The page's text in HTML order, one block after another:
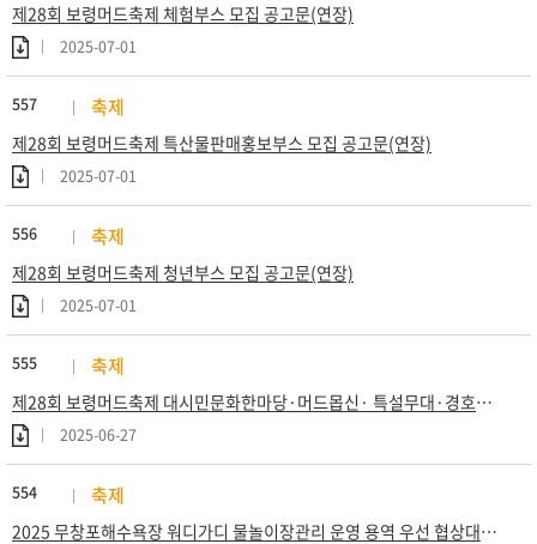
제28회 보령머드축제 체험부스 모집 공고문(연장)
2025-07-01
557 축제
제28회 보령머드축제 특산물판매홍보부스 모집 공고문(연장)
2025-07-01
556 축제
제28회 보령머드축제 청년부스 모집 공고문(연장)
2025-07-01
555 축제
제28회 보령머드축제 대시민문화한마당·머드몹신· 특설무대·경호경비 운영 용역 우선 협상대상자 공고
2025-06-27
554 축제
2025 무창포해수욕장 워디가디 물놀이장관리 운영 용역 우선 협상대상자 공고문